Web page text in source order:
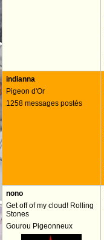
indianna
Pigeon d'Or
1258 messages postés
nono
Get off of my cloud! Rolling
Stones
Gourou Pigeonneux